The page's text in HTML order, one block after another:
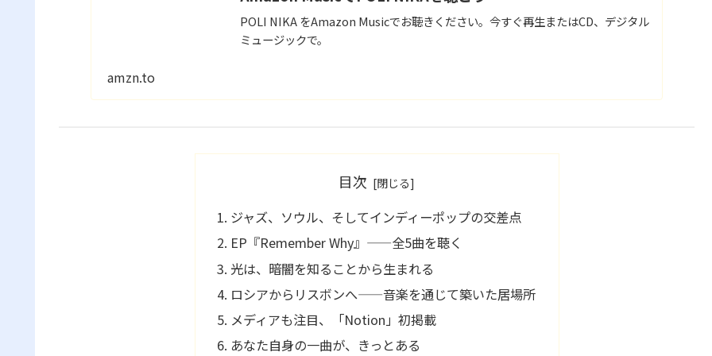
POLI NIKA をAmazon Musicでお聴きください。今すぐ再生またはCD、デジタル
ミュージックで。
amzn.to
目次
ジャズ、ソウル、そしてインディーポップの交差点
EP『Remember Why』——全5曲を聴く
光は、暗闇を知ることから生まれる
ロシアからリスボンへ——音楽を通じて築いた居場所
メディアも注目、「Notion」初掲載
あなた自身の一曲が、きっとある